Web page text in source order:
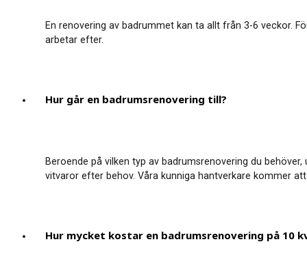
En renovering av badrummet kan ta allt från 3-6 veckor.
arbetar efter.
Hur går en badrumsrenovering till?
Beroende på vilken typ av badrumsrenovering du
vitvaror efter behov. Våra kunniga hantverkare kommer
Hur mycket kostar en badrumsrenovering på 10